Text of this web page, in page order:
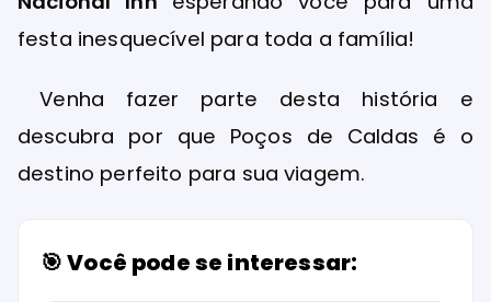
festa inesquecível para toda a família!
Venha fazer parte desta história e
descubra por que Poços de Caldas é o
destino perfeito para sua viagem.
🎯 Você pode se interessar: